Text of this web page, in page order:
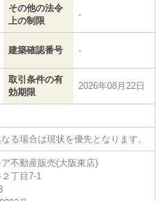
その他の法令
上の制限
-
建築確認番号 -
取引条件の有
効期限
2026年08月22日
る場合は現状を優先となります。
不動産販売(大阪東店)
丁目7-1